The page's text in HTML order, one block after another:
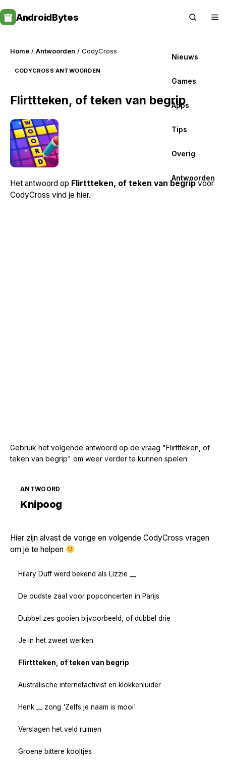
to
content
AndroidBytes
Nieuws
Games
Apps
Tips
Overig
Antwoorden
Home / Antwoorden / CodyCross
CODYCROSS ANTWOORDEN
Flirttteken, of teken van begrip
Het antwoord op Flirttteken, of teken van begripvoor
CodyCross vind je hier.
Gebruik het volgende antwoord op de vraag "Flirttteken, of
teken van begrip" om weer verder te kunnen spelen:
ANTWOORD
Knipoog
Hier zijn alvast de vorige en volgende CodyCross vragen
om je te helpen
Hilary Duff werd bekend als Lizzie __
De oudste zaal voor popconcerten in Parijs
Dubbel zes gooien bijvoorbeeld, of dubbel drie
Je in het zweet werken
Flirttteken, of teken van begrip
Australische internetactivist en klokkenluider
Henk __ zong 'Zelfs je naam is mooi'
Verslagen het veld ruimen
Groene bittere kooltjes